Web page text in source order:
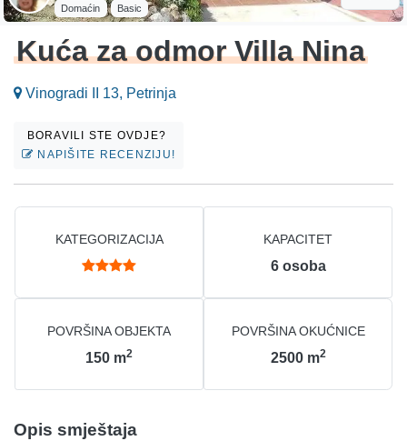
Domaćin Basic
Kuća za odmor Villa Nina
Vinogradi II 13, Petrinja
BORAVILI STE OVDJE?
NAPIŠITE RECENZIJU!
KATEGORIZACIJA KAPACITET
6 osoba
POVRŠINA OBJEKTA
150 m2
POVRŠINA OKUĆNICE
2500 m2
Opis smještaja